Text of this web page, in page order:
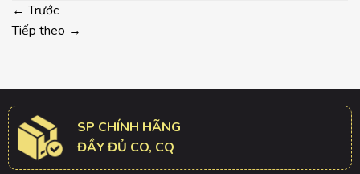
← Trước
Tiếp theo →
SP CHÍNH HÃNG
ĐẦY ĐỦ CO, CQ